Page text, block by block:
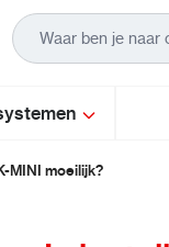
MINI moeilijk?